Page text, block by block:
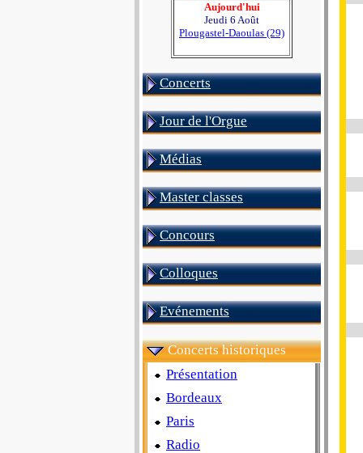
Aujourd'hui
Jeudi 6 Août
Plougastel-Daoulas (29)
Concerts
Jour de l'Orgue
Médias
Master classes
Concours
Colloques
Evénements
Concerts historiques
Présentation
Bordeaux
Paris
Radio